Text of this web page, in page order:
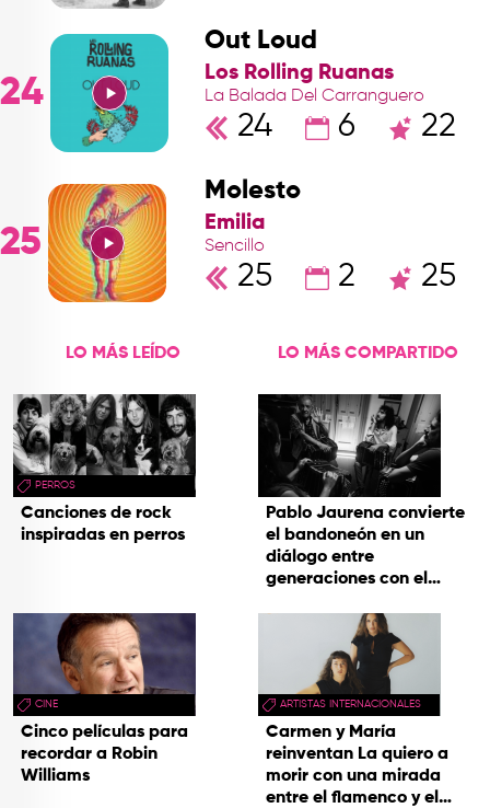
24
Out Loud
Los Rolling Ruanas
La Balada Del Carranguero
24 6 22
25
Molesto
Emilia
Sencillo
25 2 25
LO MÁS LEÍDO
PERROS
Canciones de rock
inspiradas en perros
CINE
Cinco películas para
recordar a Robin
Williams
LO MÁS COMPARTIDO
Pablo Jaurena convierte
el bandoneón en un
diálogo entre
generaciones con el
hecho cenizas
ARTISTAS INTERNACIONALES
Carmen y María
reinventan La quiero a
morir con una mirada
entre el flamenco y el